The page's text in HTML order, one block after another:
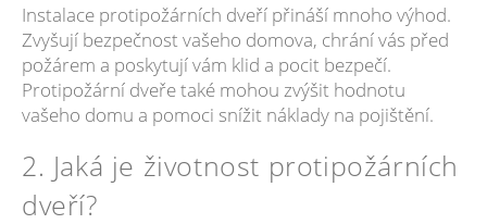
Instalace protipožárních dveří přináší mnoho výhod.
Zvyšují bezpečnost vašeho domova, chrání vás před
požárem a poskytují vám klid a pocit bezpečí.
Protipožární dveře také mohou zvýšit hodnotu
vašeho domu a pomoci snížit náklady na pojištění.
2. Jaká je životnost protipožárních
dveří?